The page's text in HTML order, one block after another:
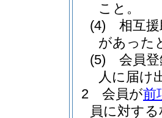
こと。
(4)
相互
があった
(5)
会員
人に届け
2
会員が前
員に対す